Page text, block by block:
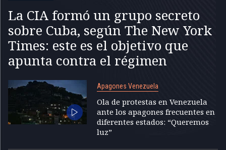
La CIA formó un grupo secreto
sobre Cuba, según The New York
Times: este es el objetivo que
apunta contra el régimen
Apagones Venezuela
Ola de protestas en Venezuela
ante los apagones frecuentes en
diferentes estados: “Queremos
luz”